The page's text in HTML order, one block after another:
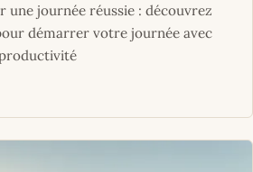
une journée réussie : découvrez
démarrer votre journée avec